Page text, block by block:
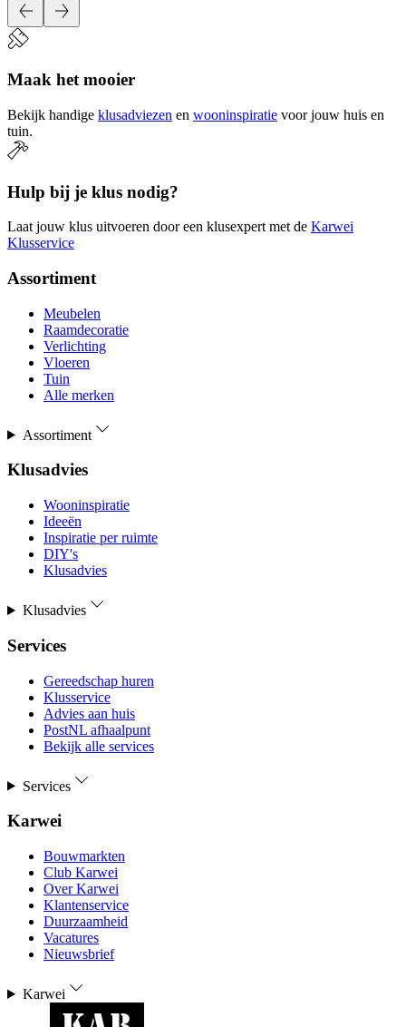
Maak het mooier
Bekijk handige klusadviezen en wooninspiratie voor jouw huis en
tuin.
Hulp bij je klus nodig?
Laat jouw klus uitvoeren door een klusexpert met de Karwei
Klusservice
Assortiment
Meubelen
Raamdecoratie
Verlichting
Vloeren
Tuin
Alle merken
Assortiment
Klusadvies
Wooninspiratie
Ideeën
Inspiratie per ruimte
DIY's
Klusadvies
Klusadvies
Services
Gereedschap huren
Klusservice
Advies aan huis
PostNL afhaalpunt
Bekijk alle services
Services
Karwei
Bouwmarkten
Club Karwei
Over Karwei
Klantenservice
Duurzaamheid
Vacatures
Nieuwsbrief
Karwei